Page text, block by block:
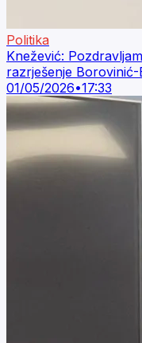
Politika
Knežević:
razrješenje Borovinić-
01/05/2026•17:33